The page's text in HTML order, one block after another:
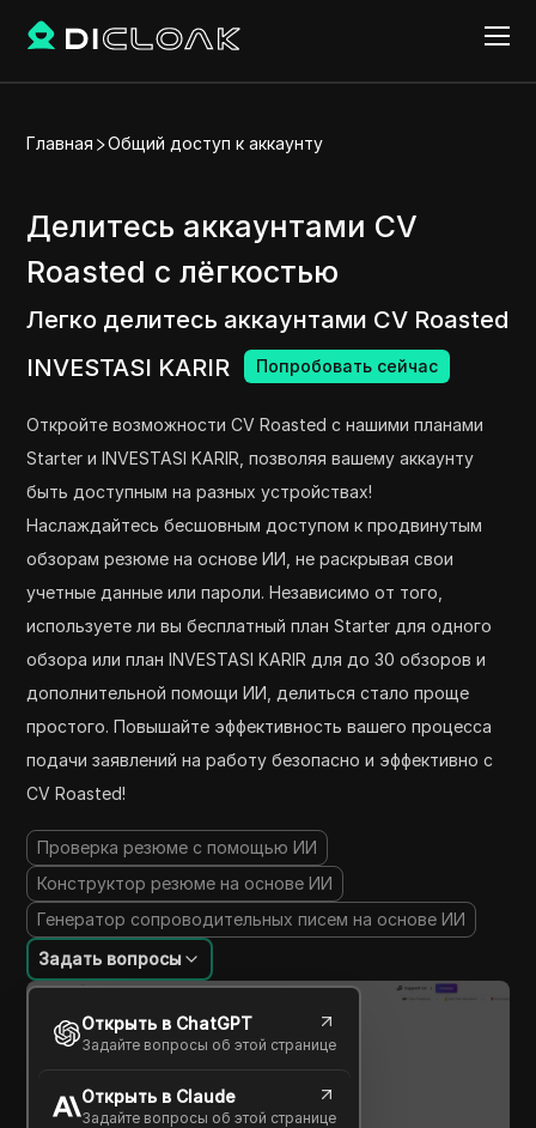
Главная Общий доступ к аккаунту
Делитесь аккаунтами CV
Roasted с лёгкостью
Легко делитесь аккаунтами CV Roasted
INVESTASI KARIR
Попробовать сейчас
Откройте возможности CV Roasted с нашими планами
Starter и INVESTASI KARIR, позволяя вашему аккаунту
быть доступным на разных устройствах!
Наслаждайтесь бесшовным доступом к продвинутым
обзорам резюме на основе ИИ, не раскрывая свои
учетные данные или пароли. Независимо от того,
используете ли вы бесплатный план Starter для одного
обзора или план INVESTASI KARIR для до 30 обзоров и
дополнительной помощи ИИ, делиться стало проще
простого. Повышайте эффективность вашего процесса
подачи заявлений на работу безопасно и эффективно с
CV Roasted!
Проверка резюме с помощью ИИ
Конструктор резюме на основе ИИ
Генератор сопроводительных писем на основе ИИ
Задать вопросы
Открыть в ChatGPT
Задайте вопросы об этой странице
Открыть в Claude
Задайте вопросы об этой странице